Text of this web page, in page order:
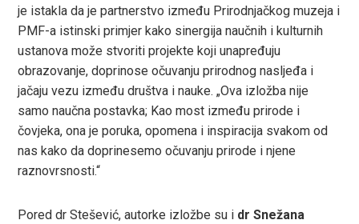
je istakla da je partnerstvo između Prirodnjačkog muzeja i
PMF-a istinski primjer kako sinergija naučnih i kulturnih
ustanova može stvoriti projekte koji unapređuju
obrazovanje, doprinose očuvanju prirodnog nasljeđa i
jačaju vezu između društva i nauke. „Ova izložba nije
samo naučna postavka; Kao most između prirode i
čovjeka, ona je poruka, opomena i inspiracija svakom od
nas kako da doprinesemo očuvanju prirode i njene
raznovrsnosti.“
Pored dr Stešević, autorke izložbe su i dr Snežana